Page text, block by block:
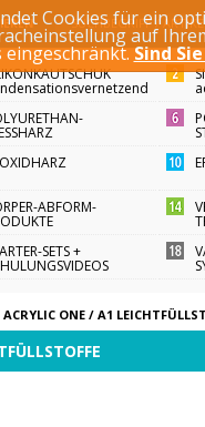
Cookies für ein
auf
eingeschränkt.Sind
SUCHBEGRIFF /
ABFORM-
SETS +
ACRYLIC ONE / A1